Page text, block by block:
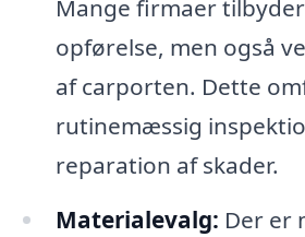
Mange firmaer
opførelse, men også
af carporten. Dette
rutinemæssig
reparation af skader.
Materialevalg: Der er